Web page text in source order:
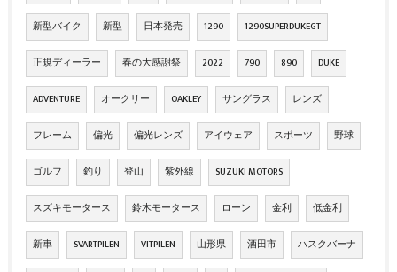
新型バイク 新型 日本発売 1290 1290SUPERDUKEGT
正規ディーラー 春の大感謝祭 2022 790 890 DUKE
ADVENTURE オークリー OAKLEY サングラス レンズ
フレーム 偏光 偏光レンズ アイウェア スポーツ 野球
ゴルフ 釣り 登山 紫外線 SUZUKI MOTORS
スズキモータース 鈴木モータース ローン 金利 低金利
新車 SVARTPILEN VITPILEN 山形県 酒田市 ハスクバーナ